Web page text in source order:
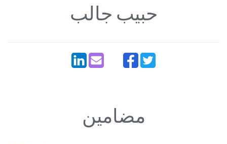
حبیب جالب
مضامین